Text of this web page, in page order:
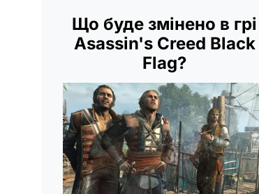
Що буде змінено в грі
Asassin's Creed Black
Flag?